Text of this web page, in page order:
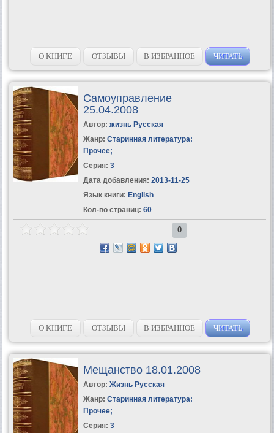
О КНИГЕ ОТЗЫВЫ В ИЗБРАННОЕ ЧИТАТЬ
Самоуправление
25.04.2008
Автор: жизнь Русская
Жанр: Старинная литература:
Прочее;
Серия: 3
Дата добавления: 2013-11-25
Язык книги: English
Кол-во страниц: 60
0
О КНИГЕ ОТЗЫВЫ В ИЗБРАННОЕ ЧИТАТЬ
Мещанство 18.01.2008
Автор: Жизнь Русская
Жанр: Старинная литература:
Прочее;
Серия: 3